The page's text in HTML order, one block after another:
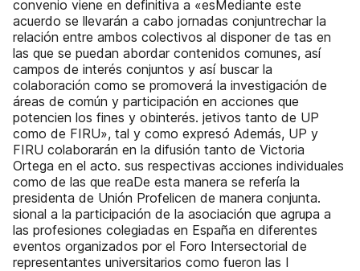
convenio viene en definitiva a «esMediante este
acuerdo se llevarán a cabo jornadas conjuntrechar la
relación entre ambos colectivos al disponer de tas en
las que se puedan abordar contenidos comunes, así
campos de interés conjuntos y así buscar la
colaboración como se promoverá la investigación de
áreas de común y participación en acciones que
potencien los fines y obinterés. jetivos tanto de UP
como de FIRU», tal y como expresó Además, UP y
FIRU colaborarán en la difusión tanto de Victoria
Ortega en el acto. sus respectivas acciones individuales
como de las que reaDe esta manera se refería la
presidenta de Unión Profelicen de manera conjunta.
sional a la participación de la asociación que agrupa a
las profesiones colegiadas en España en diferentes
eventos organizados por el Foro Intersectorial de
representantes universitarios como fueron las I